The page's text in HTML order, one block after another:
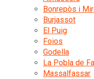
Bonrepòs i
Burjassot
El Puig
Foios
Godella
La Pobla de
Massalfassar